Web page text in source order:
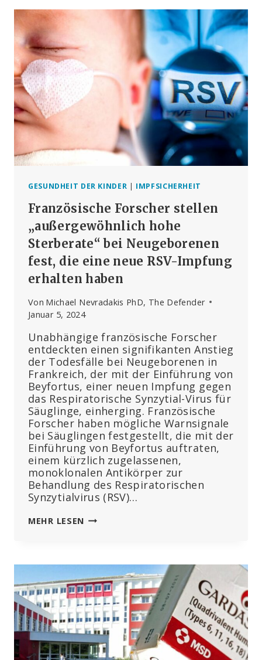
WISSENSCHAFTLERIN
WARNT
IMPFUNGEN
FÜR
NEUGEBORENE
GESUNDHEIT DER KINDER | IMPFSICHERHEIT
Französische Forscher stellen
„außergewöhnlich hohe
Sterberate“ bei Neugeborenen
fest, die eine neue RSV-Impfung
erhalten haben
Von Michael Nevradakis PhD, The Defender
Januar 5, 2024
Unabhängige französische Forscher
entdeckten einen signifikanten Anstieg
der Todesfälle bei Neugeborenen in
Frankreich, der mit der Einführung von
Beyfortus, einer neuen Impfung gegen
das Respiratorische Synzytial-Virus für
Säuglinge, einherging. Französische
Forscher haben mögliche Warnsignale
bei Säuglingen festgestellt, die mit der
Einführung von Beyfortus auftraten,
einem kürzlich zugelassenen,
monoklonalen Antikörper zur
Behandlung des Respiratorischen
Synzytialvirus (RSV)…
MEHR LESEN FRANZÖSISCHE
TERBERATE“ B
EI N
EUGEBORENEN F
EST, D
IE E
INE N
EUE R